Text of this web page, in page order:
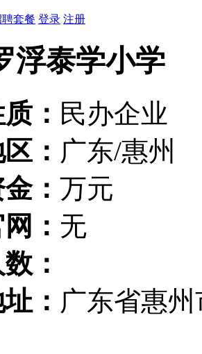
套餐 登录 注册
浮泰学小学
： 民办企业
： 广东/惠州
： 万元
： 无
：
： 广东省惠